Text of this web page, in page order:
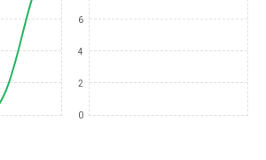
6
4
2
0